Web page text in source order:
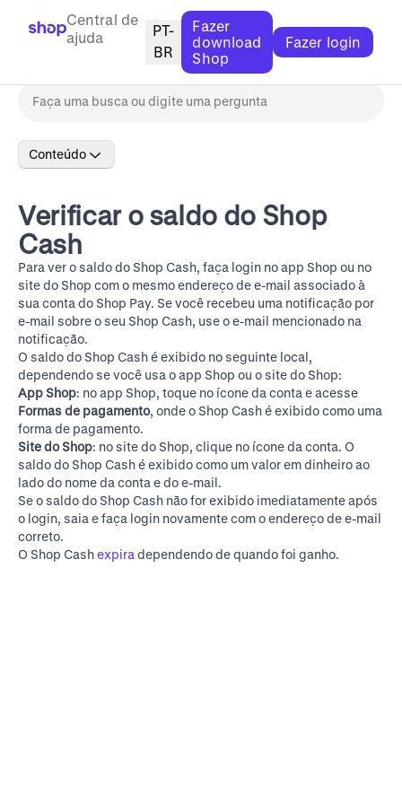
Central de
ajuda
PT-
BR
Fazer
download
Shop
Fazer login
Conteúdo
Verificar o saldo do Shop
Cash
Para ver o saldo do Shop Cash, faça login no app Shop ou no
site do Shop com o mesmo endereço de e-mail associado à
sua conta do Shop Pay. Se você recebeu uma notificação por
e-mail sobre o seu Shop Cash, use o e-mail mencionado na
notificação.
O saldo do Shop Cash é exibido no seguinte local,
dependendo se você usa o app Shop ou o site do Shop:
App Shop: no app Shop, toque no ícone da conta e acesse
Formas de pagamento, onde o Shop Cash é exibido como uma
forma de pagamento.
Site do Shop: no site do Shop, clique no ícone da conta. O
saldo do Shop Cash é exibido como um valor em dinheiro ao
lado do nome da conta e do e-mail.
Se o saldo do Shop Cash não for exibido imediatamente após
o login, saia e faça login novamente com o endereço de e-mail
correto.
O Shop Cashexpira dependendo de quando foi ganho.